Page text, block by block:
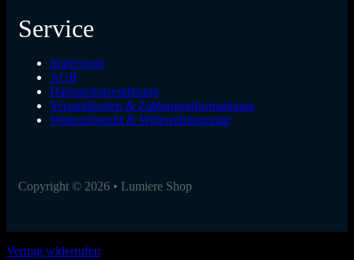
Service
Impressum
AGB
Datenschutzerklärung
Versandkosten & Zahlungsinformationen
Widerrufsrecht & Widerrufsformular
Copyright © 2026 • Lumiere Shop
Vertrag widerrufen